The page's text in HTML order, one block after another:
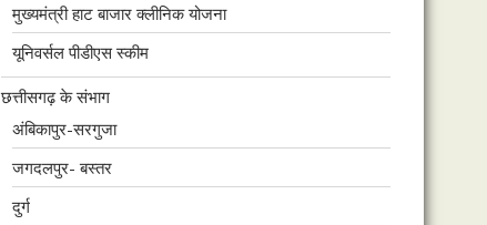
मुख्यमंत्री हाट बाजार क्लीनिक योजना
यूनिवर्सल पीडीएस स्कीम
छत्तीसगढ़ के संभाग
अंबिकापुर-सरगुजा
जगदलपुर- बस्तर
दुर्ग